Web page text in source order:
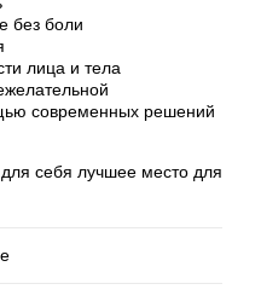
без боли
лица и тела
современных решений
себя лучшее место для